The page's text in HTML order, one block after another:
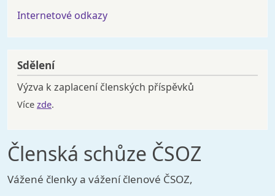
Členská schůze ČSOZ
Vážené členky a vážení členové ČSOZ,
Internetové odkazy
Sdělení
Výzva k zaplacení členských příspěvků
Více zde.